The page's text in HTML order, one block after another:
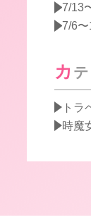
7/13
7/6
カ
トラ
時魔